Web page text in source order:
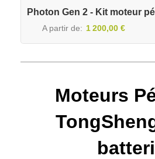
Photon Gen 2 - Kit moteur
A partir de 1 200,00 €
Moteurs